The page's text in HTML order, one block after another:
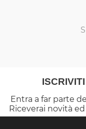
Entra a far parte
Riceverai novità